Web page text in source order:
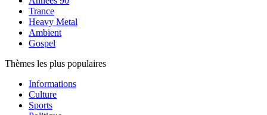
Trance
Heavy Metal
Ambient
Gospel
Thèmes les plus populaires
Informations
Culture
Sports